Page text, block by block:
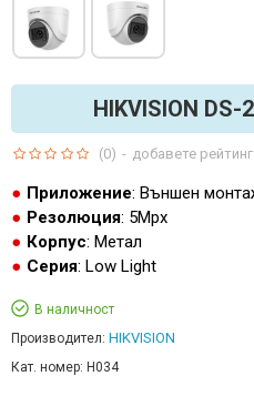
HIKVISION DS-
Приложение: Външен
Резолюция: 5Mpx
Корпус: Метал
Серия: Low Light
В наличност
Производител: HIKVISION
Кат. номер: H034
(0) - добавете рейтинг